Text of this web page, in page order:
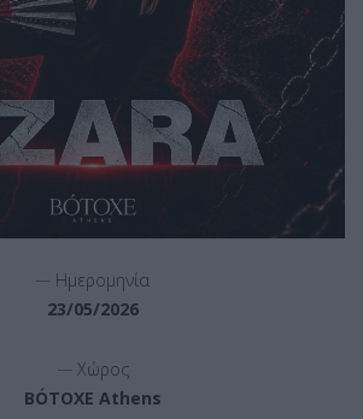
Ημερομηνία
23/05/2026
Χώρος
BÓTOXE Athens